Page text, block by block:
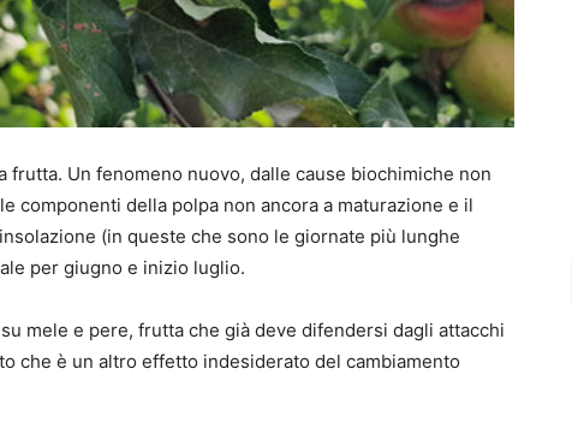
Un fenomeno nuovo, dalle cause biochimiche non
componenti della polpa non ancora a maturazione e il
(in queste che sono le giornate più lunghe
per giugno e inizio luglio.
mele e pere, frutta che già deve difendersi dagli attacchi
che è un altro effetto indesiderato del cambiamento